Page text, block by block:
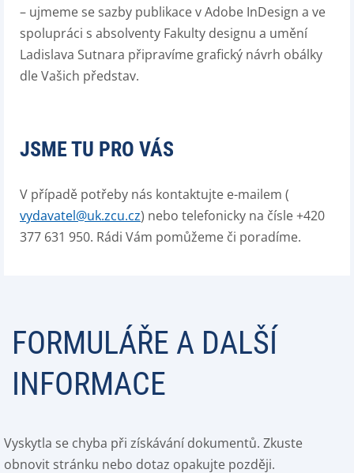
– ujmeme se sazby publikace v Adobe InDesign a ve
spolupráci s absolventy Fakulty designu a umění
Ladislava Sutnara připravíme grafický návrh obálky
dle Vašich představ.
JSME TU PRO VÁS
V případě potřeby nás kontaktujte e-mailem (
vydavatel@uk.zcu.cz) nebo telefonicky na čísle +420
377 631 950. Rádi Vám pomůžeme či poradíme.
FORMULÁŘE A DALŠÍ
INFORMACE
Vyskytla se chyba při získávání dokumentů. Zkuste
obnovit stránku nebo dotaz opakujte později.